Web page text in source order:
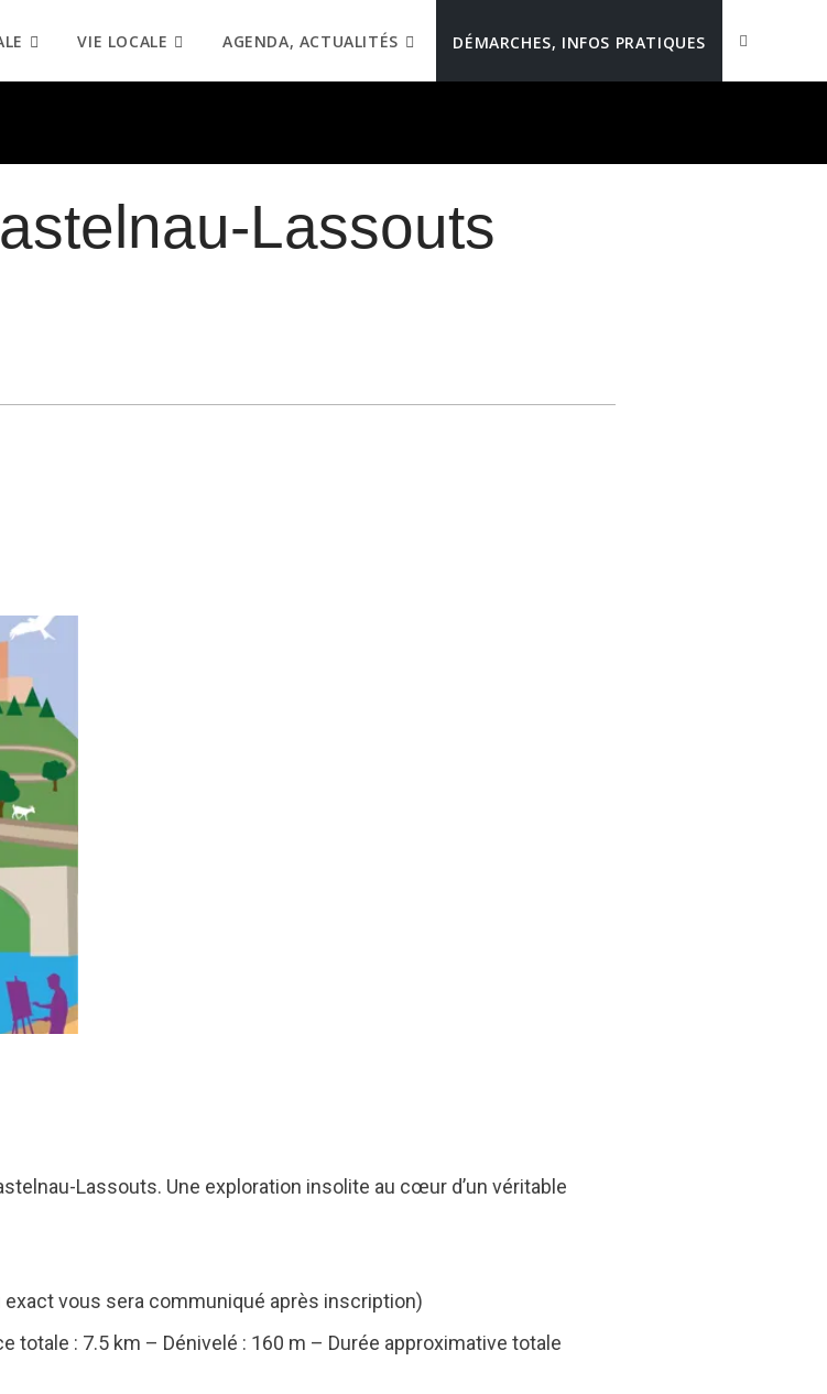
VIE LOCALE AGENDA, ACTUALITÉS DÉMARCHES, INFOS PRATIQUES
Lassouts
Lassouts. Une exploration insolite au cœur d’un véritable
exact vous sera communiqué après inscription)
totale : 7.5 km – Dénivelé : 160 m – Durée approximative totale